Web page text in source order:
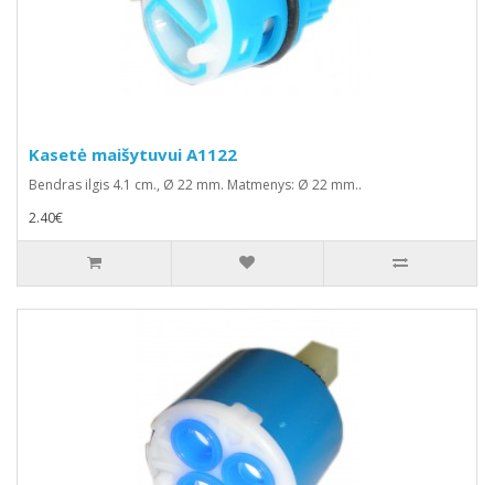
Kasetė maišytuvui A1122
Bendras ilgis 4.1 cm., Ø 22 mm. Matmenys: Ø 22 mm..
2.40€